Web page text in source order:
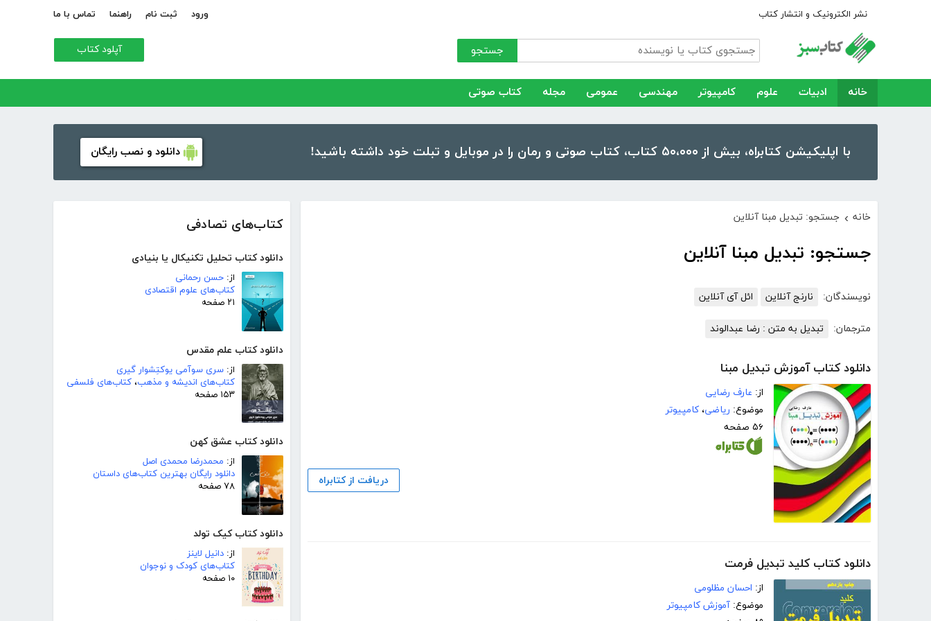
نشر الکترونیک و انتشار کتاب ورود ثبت نام راهنما تماس با ما
جستجو آپلود کتاب
خانه ادبیات علوم کامپیوتر مهندسی عمومی مجله کتاب صوتی
با اپلیکیشن کتابراه، بیش از ۵۰،۰۰۰ کتاب، کتاب صوتی و رمان را در موبایل و تبلت خود داشته باشید! دانلود و نصب رایگان
کتاب‌های تصادفی
دانلود کتاب تحلیل تکنیکال یا بنیادی
از: حسن رحمانی
کتاب‌های علوم اقتصادی
۲۱ صفحه
دانلود کتاب علم مقدس
از: سری سوآمی یوکتِشوار گیری
کتاب‌های اندیشه و مذهب، کتاب‌های فلسفی
۱۵۳ صفحه
دانلود کتاب عشق کهن
از: محمدرضا محمدی اصل
دانلود رایگان بهترین کتاب‌های داستان
۷۸ صفحه
دانلود کتاب کیک تولد
از: دانیل لاینز
کتاب‌های کودک و نوجوان
۱۰ صفحه
خانه › جستجو: تبدیل مبنا آنلاین
جستجو: تبدیل مبنا آنلاین
نویسندگان: نارنج آنلاین ائل آی آنلاین
مترجمان: تبدیل به متن : رضا عبدالوند
دانلود کتاب آموزش تبدیل مبنا
از: عارف رضایی
موضوع: ریاضی، کامپیوتر
۵۶ صفحه
دریافت از کتابراه
دانلود کتاب کلید تبدیل فرمت
از: احسان مظلومی
موضوع: آموزش کامپیوتر